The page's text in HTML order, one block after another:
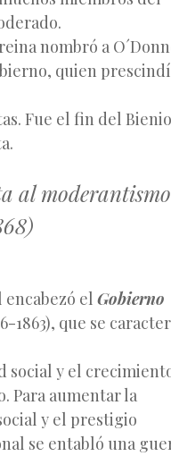
nombró a
quien
Fue el fin del Bienio
al moderantismo
encabezó el Gobierno
1863), que se
social y el
Para aumentar la
y el prestigio
se entabló una